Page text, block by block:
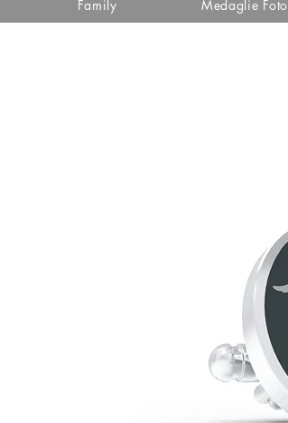
Family Medaglie Foto